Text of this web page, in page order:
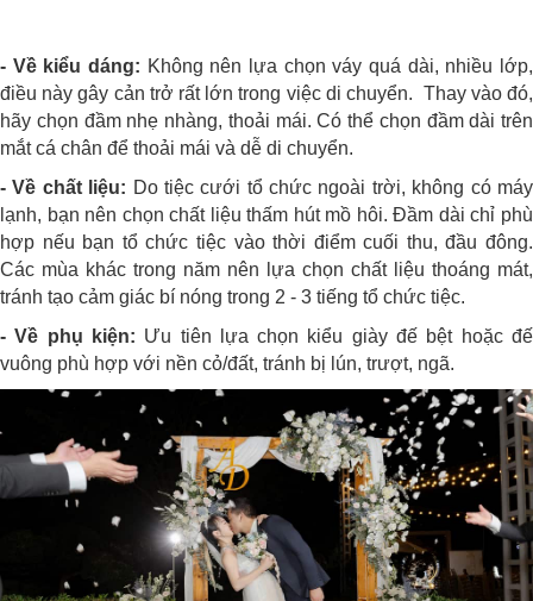
- Về kiểu dáng: Không nên lựa chọn váy quá dài, nhiều lớp,
điều này gây cản trở rất lớn trong việc di chuyển. Thay vào đó,
hãy chọn đầm nhẹ nhàng, thoải mái. Có thể chọn đầm dài trên
mắt cá chân để thoải mái và dễ di chuyển.
- Về chất liệu: Do tiệc cưới tổ chức ngoài trời, không có máy
lạnh, bạn nên chọn chất liệu thấm hút mồ hôi. Đầm dài chỉ phù
hợp nếu bạn tổ chức tiệc vào thời điểm cuối thu, đầu đông.
Các mùa khác trong năm nên lựa chọn chất liệu thoáng mát,
tránh tạo cảm giác bí nóng trong 2 - 3 tiếng tổ chức tiệc.
- Về phụ kiện: Ưu tiên lựa chọn kiểu giày đế bệt hoặc đế
vuông phù hợp với nền cỏ/đất, tránh bị lún, trượt, ngã.